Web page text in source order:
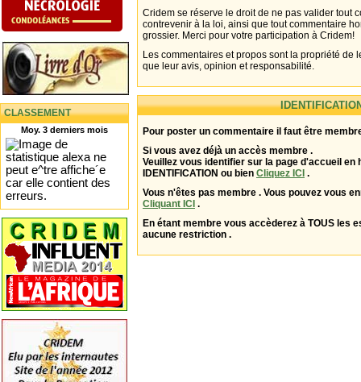
CLASSEMENT
Moy. 3 derniers mois
Cridem se réserve le droit de ne pas valider tout
contrevenir à la loi, ainsi que tout commentaire
grossier. Merci pour votre participation à Cridem!
Les commentaires et propos sont la propriété de
que leur avis, opinion et responsabilité.
Pour poster un commentaire il faut être
Si vous avez déjà un accès membre .
Veuillez vous identifier sur la page d'accueil en
IDENTIFICATION ou bien Cliquez ICI .
Vous n'êtes pas membre . Vous pouvez vous
Cliquant ICI .
En étant membre vous accèderez à TOUS les
aucune restriction .